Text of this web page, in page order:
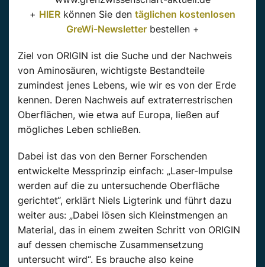
+ HIER können Sie den täglichen kostenlosen
GreWi-Newsletterbestellen +
Ziel von ORIGIN ist die Suche und der Nachweis
von Aminosäuren, wichtigste Bestandteile
zumindest jenes Lebens, wie wir es von der Erde
kennen. Deren Nachweis auf extraterrestrischen
Oberflächen, wie etwa auf Europa, ließen auf
mögliches Leben schließen.
Dabei ist das von den Berner Forschenden
entwickelte Messprinzip einfach: „Laser-Impulse
werden auf die zu untersuchende Oberfläche
gerichtet“, erklärt Niels Ligterink und führt dazu
weiter aus: „Dabei lösen sich Kleinstmengen an
Material, das in einem zweiten Schritt von ORIGIN
auf dessen chemische Zusammensetzung
untersucht wird“. Es brauche also keine